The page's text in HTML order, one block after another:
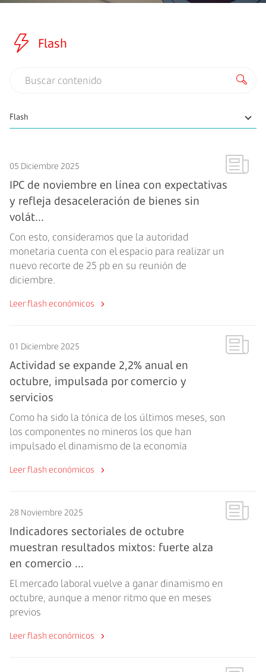
Flash
05 Diciembre 2025
IPC de noviembre en línea con expectativas
y refleja desaceleración de bienes sin
volát...
Con esto, consideramos que la autoridad
monetaria cuenta con el espacio para realizar un
nuevo recorte de 25 pb en su reunión de
diciembre.
Leer flash económicos
01 Diciembre 2025
Actividad se expande 2,2% anual en
octubre, impulsada por comercio y
servicios
Como ha sido la tónica de los últimos meses, son
los componentes no mineros los que han
impulsado el dinamismo de la economía
Leer flash económicos
28 Noviembre 2025
Indicadores sectoriales de octubre
muestran resultados mixtos: fuerte alza
en comercio ...
El mercado laboral vuelve a ganar dinamismo en
octubre, aunque a menor ritmo que en meses
previos
Leer flash económicos